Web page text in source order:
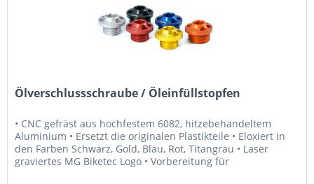
Ölverschlussschraube / Öleinfüllstopfen
• CNC gefräst aus hochfestem 6082, hitzebehandeltem
Aluminium • Ersetzt die originalen Plastikteile • Eloxiert in
den Farben Schwarz, Gold, Blau, Rot, Titangrau • Laser
graviertes MG Biketec Logo • Vorbereitung für